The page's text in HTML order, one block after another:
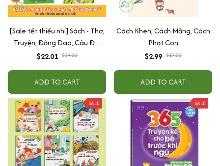
[Sale tết thiếu nhi] Sách - Thơ,
Truyện, Đồng Dao, Câu Đố,
Tập Nói Tập Đọc Cho Bé 0-6
$22.01 $39.00
ADD TO CART
Cách Khen, Cách Mắng, Cách
Phạt Con
$2.99 $17.00
ADD TO CART
SALE SALE